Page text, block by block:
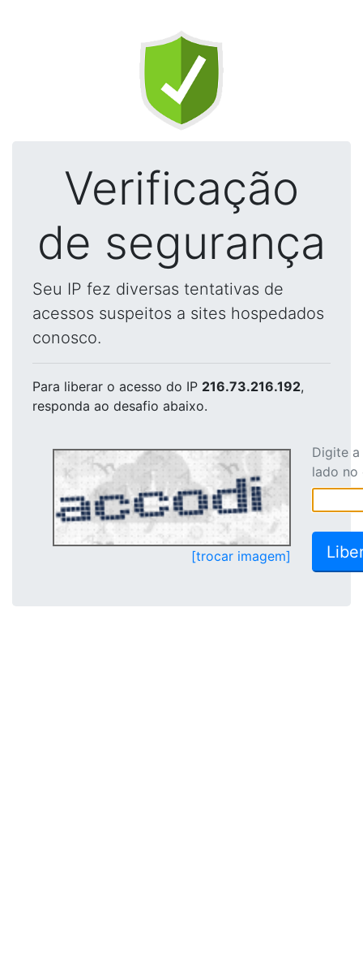
Verificação
de segurança
Seu IP fez diversas tentativas de
acessos suspeitos a sites hospedados
conosco.
Para liberar o acesso do IP 216.73.216.192,
responda ao desafio abaixo.
[trocar imagem]
Digite
lado no